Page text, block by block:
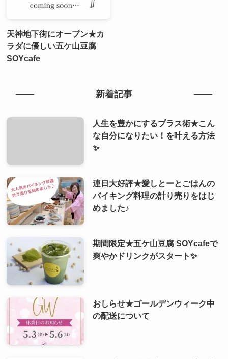
天神地下街にオープン★カ
ラダに優しい五ケ山豆腐
SOYcafe
新着記事
人生を豊かにするプラス術★こん
な自分になりたい！を叶える方法
✨
連日大好評★愛しとーとごはんの
バイキング料理の計り売りをはじ
めました♪
期間限定★五ケ山豆腐 SOYcafeで
爽やかドリンクがスタート✨
おしらせ★ゴールデンウィーク中
の配送について